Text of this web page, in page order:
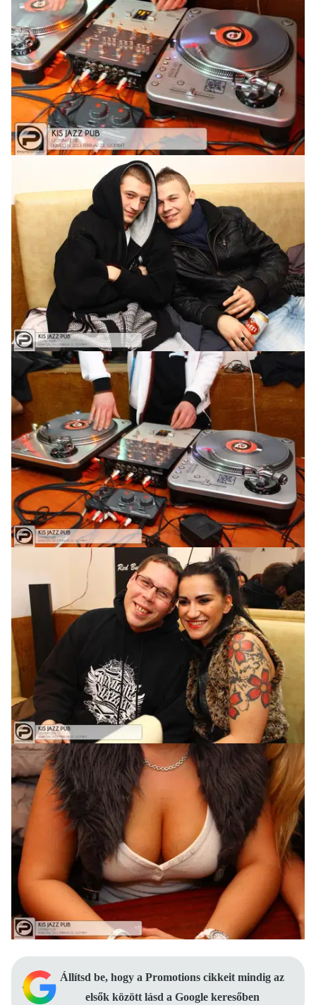
Állítsd be, hogy a Promotions cikkeit mindig az
elsők között lásd a Google keresőben